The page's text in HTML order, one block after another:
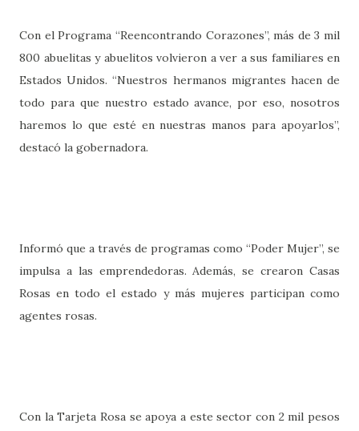
Con el Programa “Reencontrando Corazones”, más de 3 mil
800 abuelitas y abuelitos volvieron a ver a sus familiares en
Estados Unidos. “Nuestros hermanos migrantes hacen de
todo para que nuestro estado avance, por eso, nosotros
haremos lo que esté en nuestras manos para apoyarlos”,
destacó la gobernadora.
Informó que a través de programas como “Poder Mujer”, se
impulsa a las emprendedoras. Además, se crearon Casas
Rosas en todo el estado y más mujeres participan como
agentes rosas.
Con la Tarjeta Rosa se apoya a este sector con 2 mil pesos